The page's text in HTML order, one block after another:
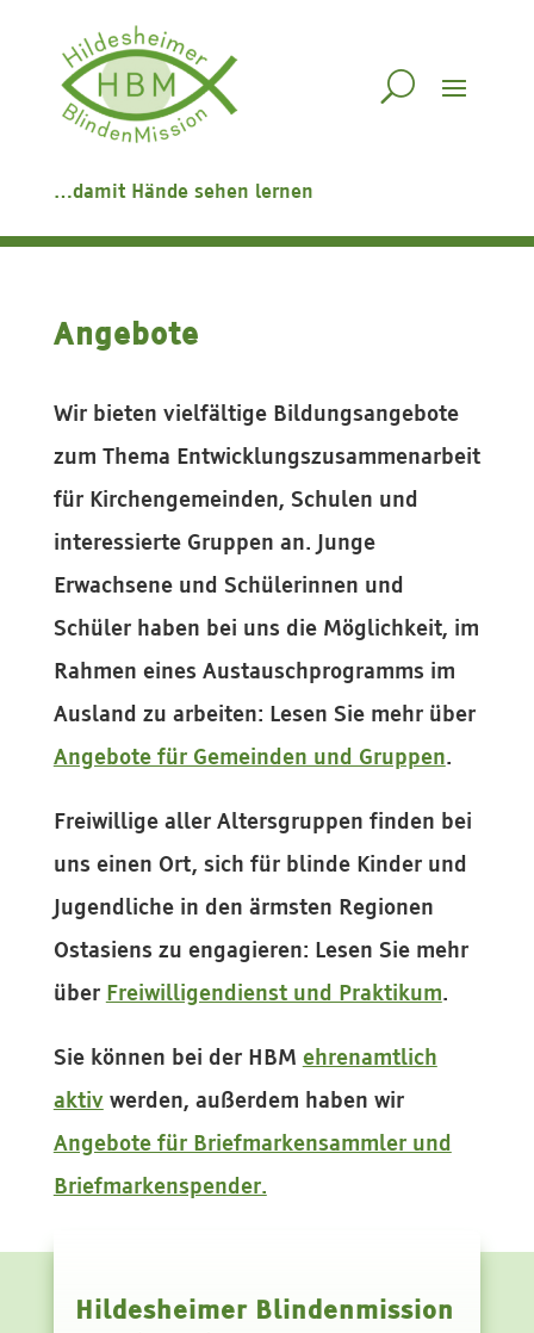
…damit Hände sehen lernen
Angebote
Wir bieten vielfältige Bildungsangebote
zum Thema Entwicklungszusammenarbeit
für Kirchengemeinden, Schulen und
interessierte Gruppen an. Junge
Erwachsene und Schülerinnen und
Schüler haben bei uns die Möglichkeit, im
Rahmen eines Austauschprogramms im
Ausland zu arbeiten: Lesen Sie mehr über
Angebote für Gemeinden und Gruppen.
Freiwillige aller Altersgruppen finden bei
uns einen Ort, sich für blinde Kinder und
Jugendliche in den ärmsten Regionen
Ostasiens zu engagieren: Lesen Sie mehr
über Freiwilligendienst und Praktikum.
Sie können bei der HBM ehrenamtlich
aktivwerden, außerdem haben wir
Angebote für Briefmarkensammler und
Briefmarkenspender.
Hildesheimer Blindenmission